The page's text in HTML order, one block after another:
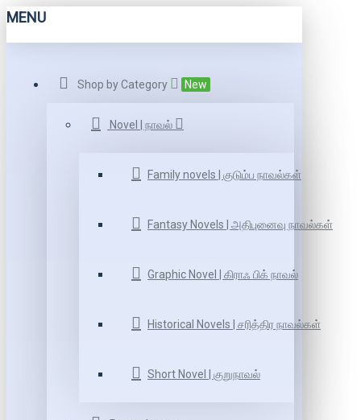
MENU
Shop by Category New
Novel | நாவல்
Family novels | குடும்ப நாவல்கள்
Fantasy Novels | அதிபுனைவு நாவல்கள்
Graphic Novel | கிராஃ பிக் நாவல்
Historical Novels | சரித்திர நாவல்கள்
Short Novel | குறுநாவல்